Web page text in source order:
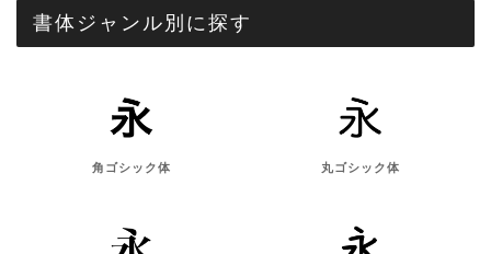
書体ジャンル別に探す
角ゴシック体 丸ゴシック体